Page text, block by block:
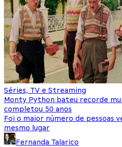
Séries, TV e Streaming
Monty Python bateu recorde
completou 50 anos
Foi o maior número de pessoas
mesmo lugar
Fernanda Talarico